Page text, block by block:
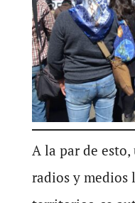
A la par de
radios y medios